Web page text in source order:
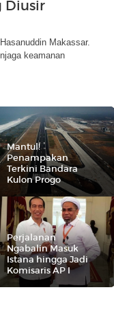
Diusir
Makassar.
keamanan
Mantul!
Penampakan
Terkini Bandara
Kulon Progo
Perjalanan
Ngabalin Masuk
Istana hingga Jadi
Komisaris AP I